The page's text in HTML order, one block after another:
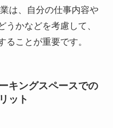
は、自分の仕事内容や
うかなどを考慮して、
ることが重要です。
キングスペースでの
ット